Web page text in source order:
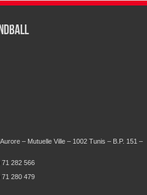
– Mutuelle Ville – 1002 Tunis – B.P. 151 –
71 282 566
71 280 479